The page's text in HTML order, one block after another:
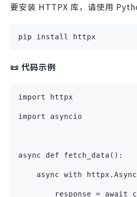
要安装 HTTPX 库，请使用
pip install httpx
📜 代码示例
import httpx
import asyncio
async def fetch_data():
async with
response = await